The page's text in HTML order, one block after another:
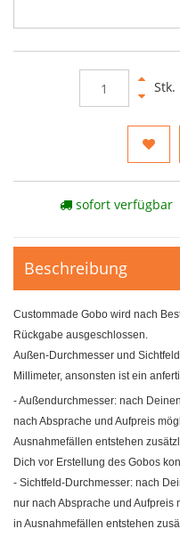
Stk.
sofort verfügbar
Beschreibung
Custommade Gobo wird nach
Rückgabe ausgeschlossen.
Außen-Durchmesser und
Millimeter, ansonsten ist ein
- Außendurchmesser: nach
nach Absprache und Aufpreis
Ausnahmefällen entstehen
Dich vor Erstellung des Gobos
- Sichtfeld-Durchmesser: nach
nur nach Absprache und
in Ausnahmefällen entstehen